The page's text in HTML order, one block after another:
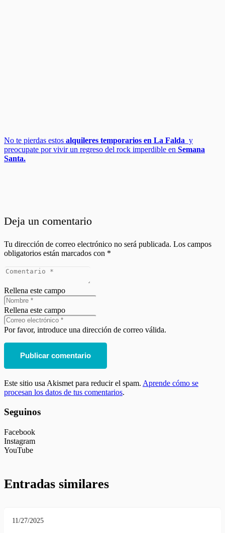
No te pierdas estos alquileres temporarios en La Falda y
preocupate por vivir un regreso del rock imperdible en Semana
Santa.
Deja un comentario
Tu dirección de correo electrónico no será publicada. Los campos
obligatorios están marcados con *
Rellena este campo
Rellena este campo
Por favor, introduce una dirección de correo válida.
Publicar comentario
Este sitio usa Akismet para reducir el spam. Aprende cómo se
procesan los datos de tus comentarios.
Seguinos
Facebook
Instagram
YouTube
Entradas similares
11/27/2025